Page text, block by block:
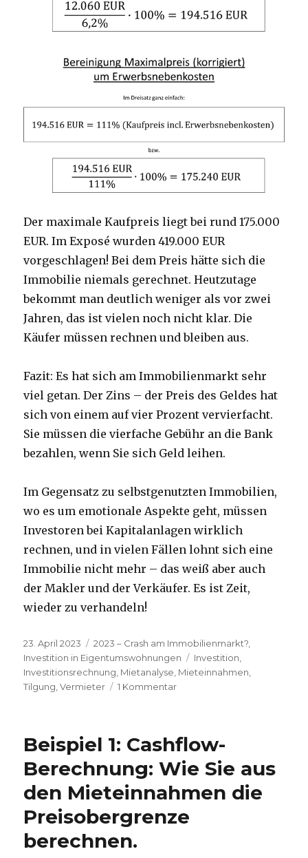
Der maximale Kaufpreis liegt bei rund 175.000
EUR. Im Exposé wurden 419.000 EUR
vorgeschlagen! Bei dem Preis hätte sich die
Immobilie niemals gerechnet. Heutzutage
bekommt man deutlich weniger als vor zwei
Jahren, das ist vielen noch nicht klar. Die
Käufer müssen rechnen und bleiben aus.
Fazit: Es hat sich am Immobilienmarkt sehr
viel getan. Der Zins – der Preis des Geldes hat
sich von einem auf vier Prozent vervierfacht.
Sie müssen die vierfache Gebühr an die Bank
bezahlen, wenn Sie sich Geld leihen.
Im Gegensatz zu selbstgenutzten Immobilien,
wo es um emotionale Aspekte geht, müssen
Investoren bei Kapitalanlagen wirklich
rechnen, und in vielen Fällen lohnt sich eine
Immobilie nicht mehr – das weiß aber auch
der Makler und der Verkäufer. Es ist Zeit,
wieder zu verhandeln!
Veröffentlicht
am
23. April 2023 Kategorien
2023 – Crash am Immobilienmarkt?,
Investition in Eigentumswohnungen
Schlagwörter
Investition,
Investitionsrechnung, Mietanalyse, Mieteinnahmen,
Tilgung,Vermieter 1 Kommentarzu
Ein
„Missverständnis“
des
Maklers
bei
den
Beispiel 1: Cashflow-
Berechnung: Wie Sie aus
den Mieteinnahmen die
Preisobergrenze
berechnen.